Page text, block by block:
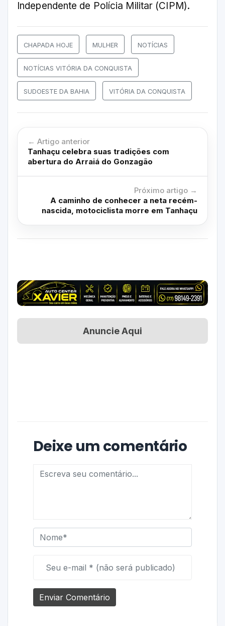
Independente de Polícia Militar (CIPM).
CHAPADA HOJE MULHER NOTÍCIAS
NOTÍCIAS VITÓRIA DA CONQUISTA
SUDOESTE DA BAHIA VITÓRIA DA CONQUISTA
← Artigo anterior
Tanhaçu celebra suas tradições com
abertura do Arraiá do Gonzagão
Próximo artigo →
A caminho de conhecer a neta recém-
nascida, motociclista morre em Tanhaçu
Anuncie Aqui
Deixe um comentário